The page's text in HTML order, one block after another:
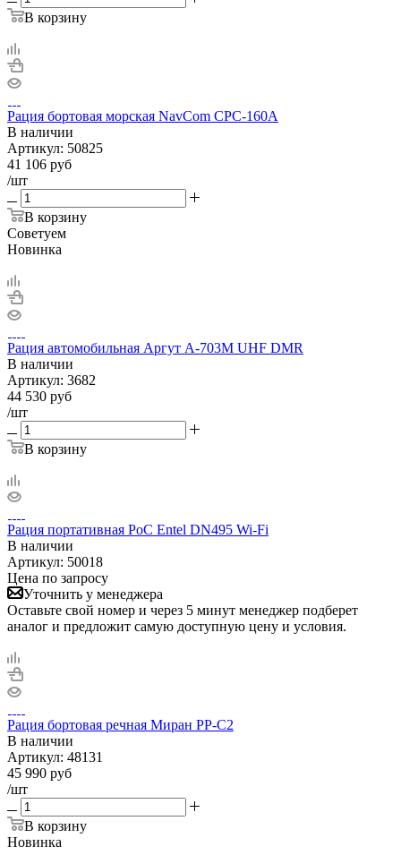
В корзину
Рация бортовая морская NavCom CPC-160A
В наличии
Артикул: 50825
41 106 руб
/шт
В корзину
Советуем
Новинка
Рация автомобильная Аргут А-703М UHF DMR
В наличии
Артикул: 3682
44 530 руб
/шт
В корзину
Рация портативная PoC Entel DN495 Wi-Fi
В наличии
Артикул: 50018
Цена по запросу
Уточнить у менеджера
Оставьте свой номер и через 5 минут менеджер подберет
аналог и предложит самую доступную цену и условия.
Рация бортовая речная Миран РР-С2
В наличии
Артикул: 48131
45 990 руб
/шт
В корзину
Новинка